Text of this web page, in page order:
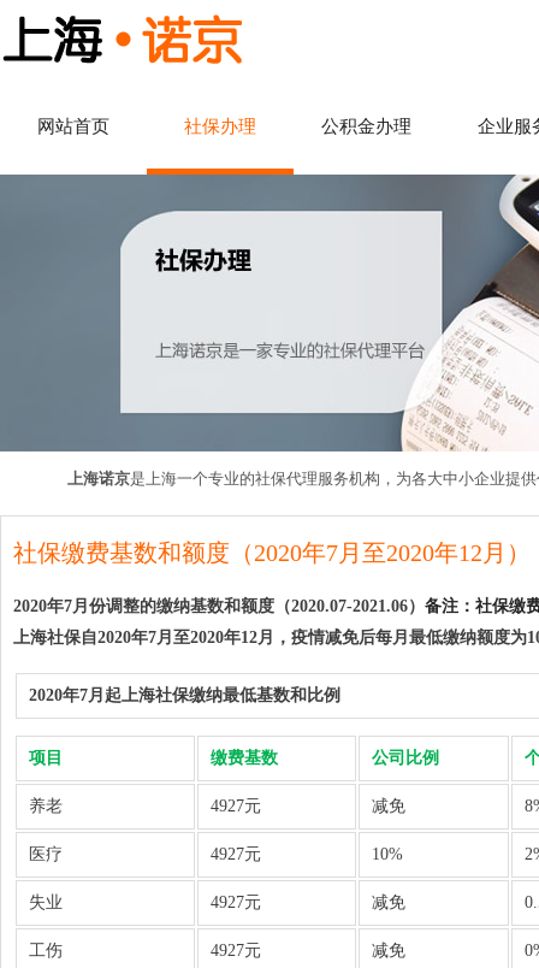
网站首页 社保办理 公积金办理 企业服
上海市社保中心的办理期限为每月5-26日，遇
上海诺京是上海一个专业的社保代理服务机构，为各大中小企业提
上海诺京是上海一个专业的社保代理服务机构，为各大中小企业提
社会保险是指我国为了预防和分担年老、失业以及
社保缴费基数和额度（2020年7月至2020年12月）
2020年7月份调整的缴纳基数和额度（2020.07-2021.06） 备注： 社保缴
上海社保自2020年7月至2020年12月，疫情减免后每月最低缴纳额度为
2020年7月起上海社保缴纳最低基数和比例
项目 缴费基数 公司比例
养老 4927元 减免
医疗 4927元 10%
失业 4927元 减免
工伤 4927元 减免